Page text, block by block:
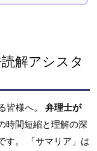
解アシスタ
皆様へ。 弁理士が
時間短縮と理解の深
す。 「サマリア」は